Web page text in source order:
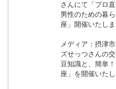
さんにて「プロ
男性のための暮
座」開催いたしま
メディア：摂津
ズせっつさんの
豆知識と、簡単
座」を開催いたし